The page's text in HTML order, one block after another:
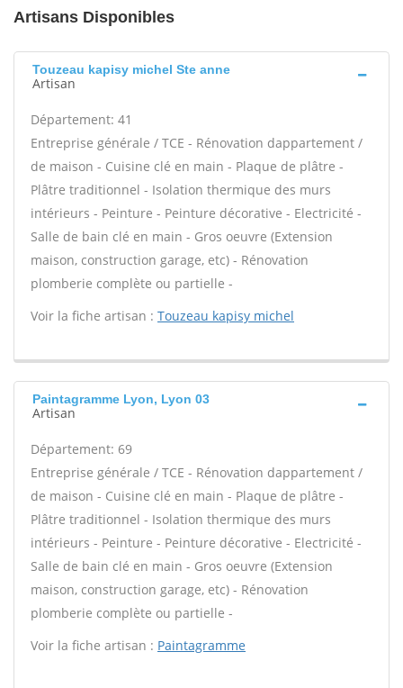
Artisans Disponibles
Touzeau kapisy michel Ste anne
Artisan
Département: 41
Entreprise générale / TCE - Rénovation dappartement /
de maison - Cuisine clé en main - Plaque de plâtre -
Plâtre traditionnel - Isolation thermique des murs
intérieurs - Peinture - Peinture décorative - Electricité -
Salle de bain clé en main - Gros oeuvre (Extension
maison, construction garage, etc) - Rénovation
plomberie complète ou partielle -
Voir la fiche artisan : Touzeau kapisy michel
Paintagramme Lyon, Lyon 03
Artisan
Département: 69
Entreprise générale / TCE - Rénovation dappartement /
de maison - Cuisine clé en main - Plaque de plâtre -
Plâtre traditionnel - Isolation thermique des murs
intérieurs - Peinture - Peinture décorative - Electricité -
Salle de bain clé en main - Gros oeuvre (Extension
maison, construction garage, etc) - Rénovation
plomberie complète ou partielle -
Voir la fiche artisan : Paintagramme